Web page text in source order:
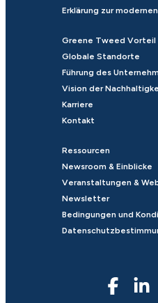
Erklärung zur
Greene Tweed Vorteil
Globale Standorte
Führung des
Vision der
Karriere
Kontakt
Ressourcen
Newsroom & Einblicke
Veranstaltungen &
Newsletter
Bedingungen und